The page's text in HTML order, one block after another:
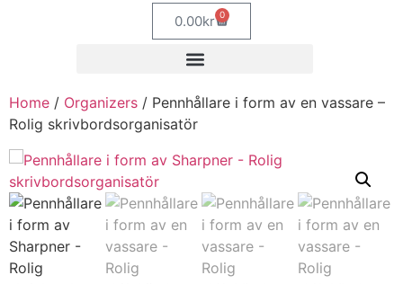
0.00kr 0
Home / Organizers / Pennhållare i form av en vassare –
Rolig skrivbordsorganisatör